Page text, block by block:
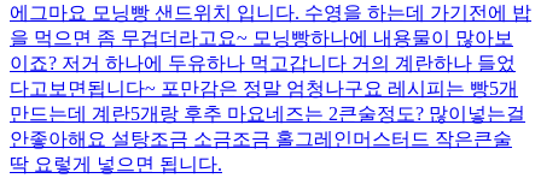
에그마요 모닝빵 샌드위치 입니다. 수영을 하는데 가기전에 밥
을 먹으면 좀 무겁더라고요~ 모닝빵하나에 내용물이 많아보
이죠? 저거 하나에 두유하나 먹고갑니다 거의 계란하나 들었
다고보면됩니다~ 포만감은 정말 엄청나구요 레시피는 빵5개
만드는데 계란5개랑 후추 마요네즈는 2큰술정도? 많이넣는걸
안좋아해요 설탕조금 소금조금 홀그레인머스터드 작은큰술
딱 요렇게 넣으면 됩니다.